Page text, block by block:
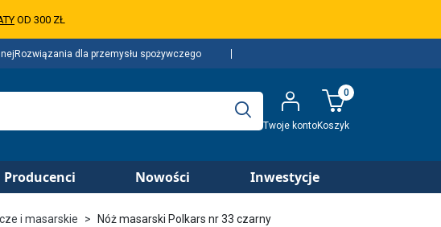
OD 300 ZŁ
Rozwiązania dla przemysłu spożywczego
Twoje kontoKoszyk
0
Producenci Nowości Inwestycje
i masarskie Nóż masarski Polkars nr 33 czarny